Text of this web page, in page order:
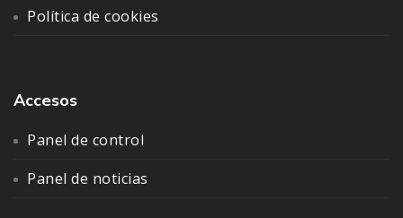
Política de cookies
Accesos
Panel de control
Panel de noticias